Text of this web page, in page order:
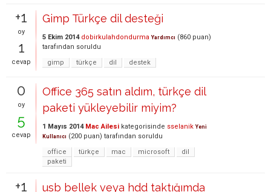
+1
oy
1
cevap
Gimp Türkçe dil desteği
5 Ekim 2014 dobirkulahdondurma Yardımcı (860 puan)
tarafından soruldu
gimp
türkçe dil destek
0
oy
5
cevap
Office 365 satın aldım, türkçe dil
paketi yükleyebilir miyim?
1 Mayıs 2014 Mac Ailesi kategorisinde sselanik Yeni
Kullanıcı (200 puan) tarafından soruldu
office
türkçe mac microsoft
dil
paketi
+1
usb bellek veya hdd taktığımda